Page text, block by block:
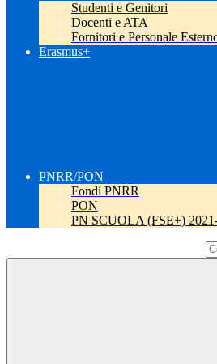
Studenti e Genitori
Docenti e ATA
Fornitori e Personale
Erasmus+
PNRR/PON
Fondi PNRR
PON
PN SCUOLA (FSE+)